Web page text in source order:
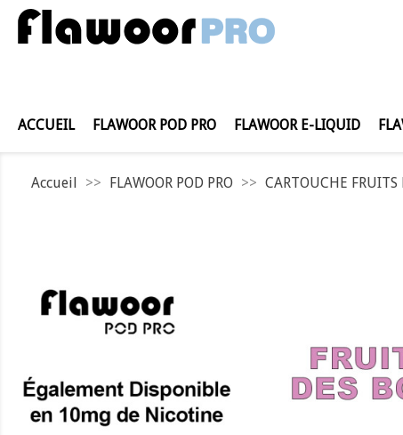
ACCUEIL FLAWOOR POD PRO FLAWOOR E-LIQUID
Accueil FLAWOOR POD PRO CARTOUCHE FRUITS